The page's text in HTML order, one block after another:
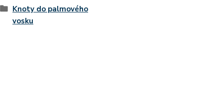
Knoty do palmového
vosku